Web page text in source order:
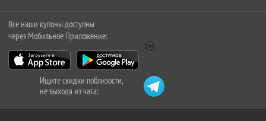
Все наши купоны доступны
через Мобильное Приложение:
Ищите скидки поблизости,
не выходя из чата: